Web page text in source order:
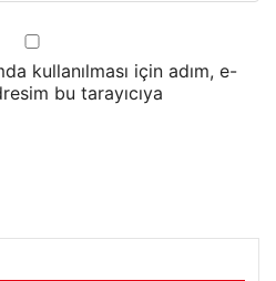
kullanılması için adım, e-
bu tarayıcıya